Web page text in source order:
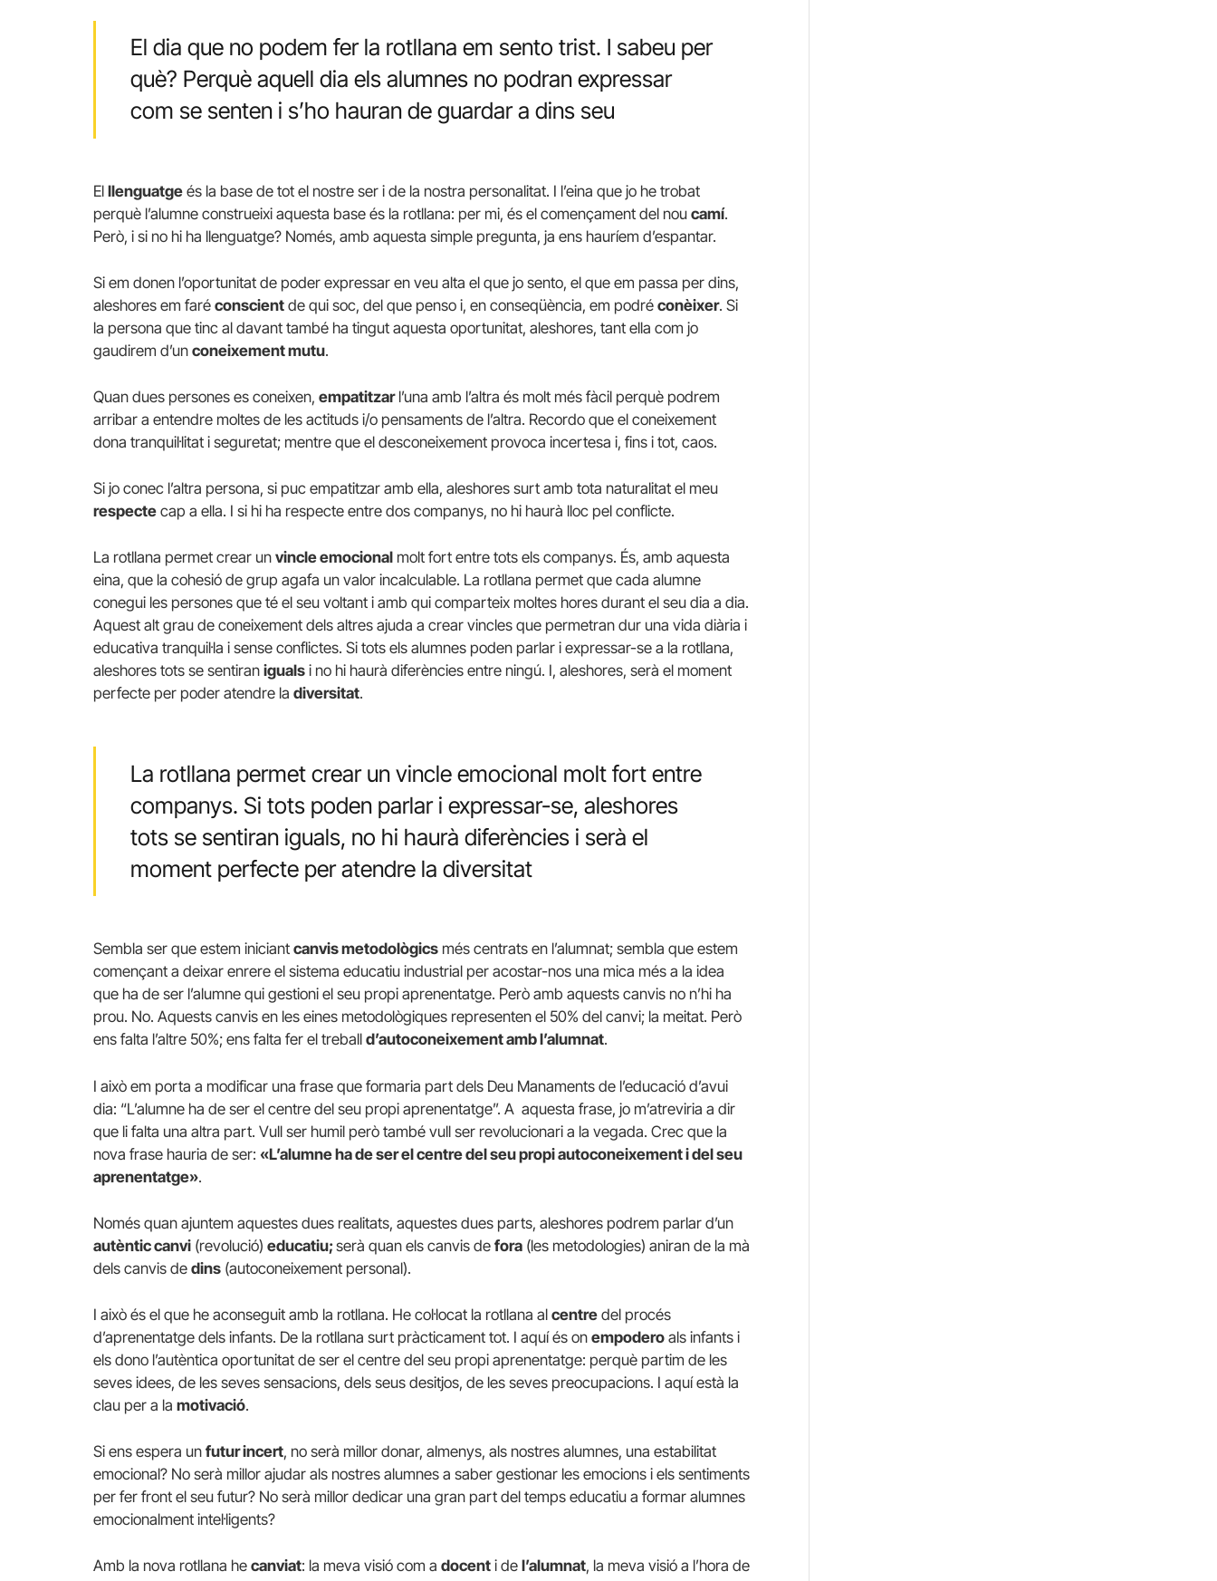
El dia que no podem fer la rotllana em sento trist. I sabeu per
què? Perquè aquell dia els alumnes no podran expressar
com se senten i s’ho hauran de guardar a dins seu
El llenguatge és la base de tot el nostre ser i de la nostra personalitat. I l’eina que jo he trobat
perquè l’alumne construeixi aquesta base és la rotllana: per mi, és el començament del nou camí.
Però, i si no hi ha llenguatge? Només, amb aquesta simple pregunta, ja ens hauríem d’espantar.
Si em donen l’oportunitat de poder expressar en veu alta el que jo sento, el que em passa per dins,
aleshores em faré conscient de qui soc, del que penso i, en conseqüència, em podré conèixer. Si
la persona que tinc al davant també ha tingut aquesta oportunitat, aleshores, tant ella com jo
gaudirem d’un coneixement mutu.
Quan dues persones es coneixen, empatitzarl’una amb l’altra és molt més fàcil perquè podrem
arribar a entendre moltes de les actituds i/o pensaments de l’altra. Recordo que el coneixement
dona tranquil·litat i seguretat; mentre que el desconeixement provoca incertesa i, fins i tot, caos.
Si jo conec l’altra persona, si puc empatitzar amb ella, aleshores surt amb tota naturalitat el meu
respecte cap a ella. I si hi ha respecte entre dos companys, no hi haurà lloc pel conflicte.
La rotllana permet crear un vincle emocional molt fort entre tots els companys. És, amb aquesta
eina, que la cohesió de grup agafa un valor incalculable. La rotllana permet que cada alumne
conegui les persones que té el seu voltant i amb qui comparteix moltes hores durant el seu dia a dia.
Aquest alt grau de coneixement dels altres ajuda a crear vincles que permetran dur una vida diària i
educativa tranquil·la i sense conflictes. Si tots els alumnes poden parlar i expressar-se a la rotllana,
aleshores tots se sentiran iguals i no hi haurà diferències entre ningú. I, aleshores, serà el moment
perfecte per poder atendre la diversitat.
La rotllana permet crear un vincle emocional molt fort entre
companys. Si tots poden parlar i expressar-se, aleshores
tots se sentiran iguals, no hi haurà diferències i serà el
moment perfecte per atendre la diversitat
Sembla ser que estem iniciant canvis metodològics més centrats en l’alumnat; sembla que estem
començant a deixar enrere el sistema educatiu industrial per acostar-nos una mica més a la idea
que ha de ser l’alumne qui gestioni el seu propi aprenentatge. Però amb aquests canvis no n’hi ha
prou. No. Aquests canvis en les eines metodològiques representen el 50% del canvi; la meitat. Però
ens falta l’altre 50%; ens falta fer el treball d’autoconeixement amb l’alumnat.
I això em porta a modificar una frase que formaria part dels Deu Manaments de l’educació d’avui
dia: “L’alumne ha de ser el centre del seu propi aprenentatge”. A aquesta frase, jo m’atreviria a dir
que li falta una altra part. Vull ser humil però també vull ser revolucionari a la vegada. Crec que la
nova frase hauria de ser: «L’alumne ha de ser el centre del seu propi autoconeixement i del seu
aprenentatge».
Només quan ajuntem aquestes dues realitats, aquestes dues parts, aleshores podrem parlar d’un
autèntic canvi (revolució) educatiu;serà quan els canvis de fora (les metodologies) aniran de la mà
dels canvis de dins (autoconeixement personal).
I això és el que he aconseguit amb la rotllana. He col·locat la rotllana al centre del procés
d’aprenentatge dels infants. De la rotllana surt pràcticament tot. I aquí és on empodero als infants i
els dono l’autèntica oportunitat de ser el centre del seu propi aprenentatge: perquè partim de les
seves idees, de les seves sensacions, dels seus desitjos, de les seves preocupacions. I aquí està la
clau per a la motivació.
Si ens espera un futur incert, no serà millor donar, almenys, als nostres alumnes, una estabilitat
emocional? No serà millor ajudar als nostres alumnes a saber gestionar les emocions i els sentiments
per fer front el seu futur? No serà millor dedicar una gran part del temps educatiu a formar alumnes
emocionalment intel·ligents?
Amb la nova rotllana he canviat: la meva visió com a docent i de l’alumnat, la meva visió a l’hora de